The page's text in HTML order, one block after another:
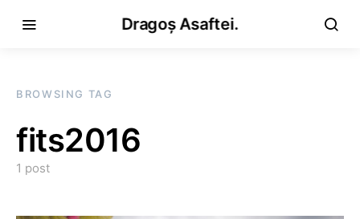
Dragoș Asaftei.
BROWSING TAG
fits2016
1 post